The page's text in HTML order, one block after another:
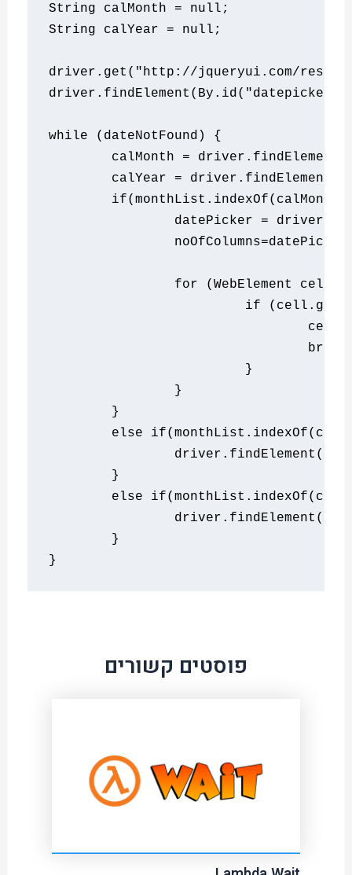
String calMonth = null ;
String calYear = null ;
driver . get ( "http://jqueryui.com/
driver . findElement ( By . id( "datepicker"
while ( dateNotFound) {
	calMonth
= driver . findElement
	calYear
= driver . findElement
if(monthList . indexOf( calMonth
		datePicker
= driver
		noOfColumns
=datePicker
for (WebElement cell
if
( cell .
				 cell
break
}
}
}
else
if(monthList . indexOf(
		driver
. findElement (
}
else
if(monthList . indexOf(
		driver
. findElement (
}
}
פוסטים קשורים